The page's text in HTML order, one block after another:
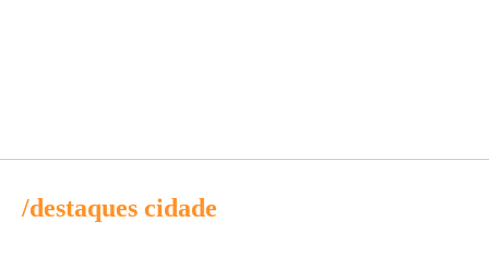
/destaques cidade